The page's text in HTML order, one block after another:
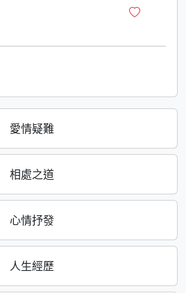
愛情疑難
相處之道
心情抒發
人生經歷